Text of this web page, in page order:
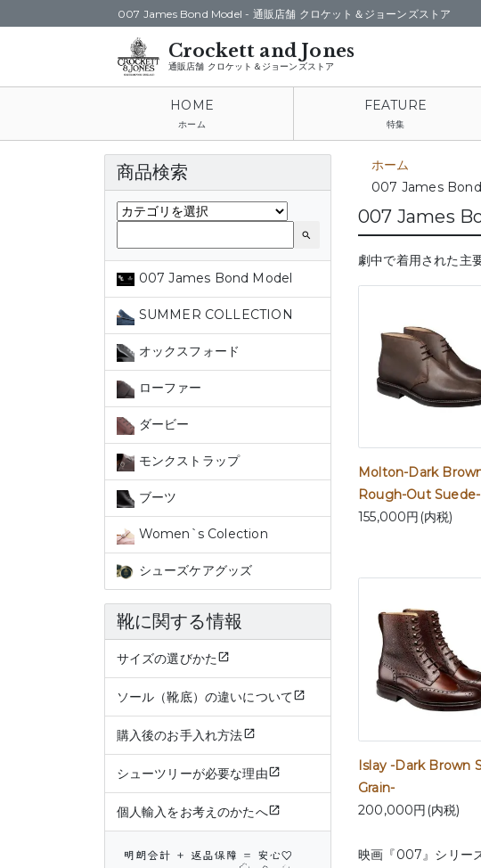
通販店舗 クロケット＆ジョーンズストア
007 James Bond Model - 通販店舗 クロケット＆ジョーンズストア
ホーム 特集
ホーム
007 James
007 James
劇中で着用された主
Molton-Dark
Rough-Out Suede-
155,000円(内税)
Islay -Dark Brown
Grain-
200,000円(内税)
映画『007』シリー
商品検索
search
007 James Bond Model
SUMMER COLLECTION
オックスフォード
ローファー
ダービー
モンクストラップ
ブーツ
Women`s Colection
シューズケアグッズ
靴に関する情報
サイズの選びかた
ソール（靴底）の違いについて
購入後のお手入れ方法
シューツリーが必要な理由
個人輸入をお考えのかたへ